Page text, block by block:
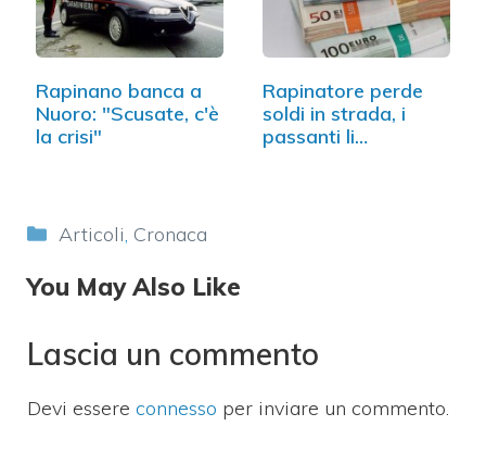
Rapinano banca a
Nuoro: "Scusate, c'è
la crisi"
Rapinatore perde
soldi in strada, i
passanti li
Categorie
Articoli Cronaca
You May Also Like
Lascia un commento
Devi essere connesso per inviare un commento.